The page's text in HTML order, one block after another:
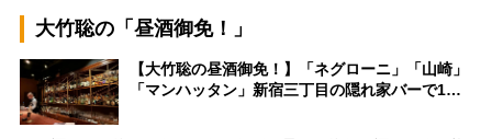
大竹聡の「昼酒御免！」
【大竹聡の昼酒御免！】「ネグローニ」「山崎」
「マンハッタン」新宿三丁目の隠れ家バーで1…